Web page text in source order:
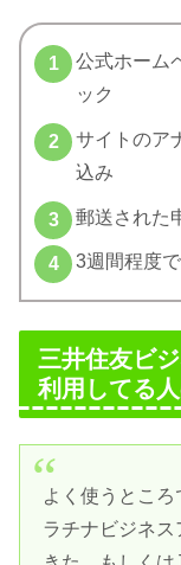
公式ホーム
ック
サイトのア
込み
郵送された
3週間程度
三井住友ビ
利用してる
よく使うとこ
ラチナビジネ